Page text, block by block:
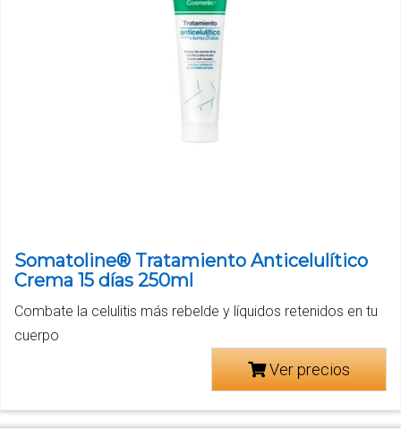
Somatoline® Tratamiento Anticelulítico
Crema 15 días 250ml
Combate la celulitis más rebelde y líquidos retenidos en tu
cuerpo
Ver precios